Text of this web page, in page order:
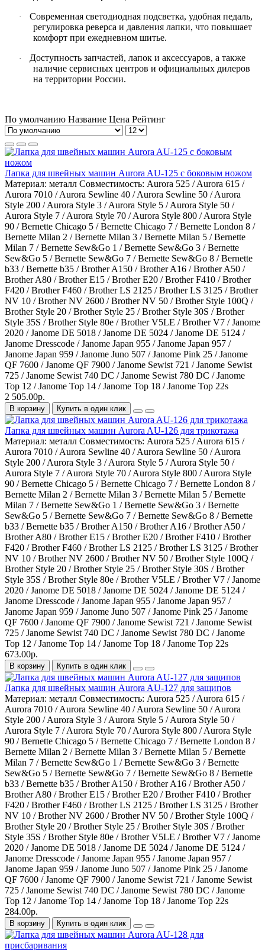
·
Современная светодиодная подсветка, удобная педаль,
регулировка реверса и давления лапки, что повышает
комфорт при ежедневном шитье.
·
Доступность запчастей, лапок и аксессуаров, а также
наличие сервисных центров и официальных дилеров
на территории России.
По умолчанию Название Цена Рейтинг
Лапка для швейных машин Aurora AU-125 с боковым ножом
Материал: металл Совместимость: Aurora 525 / Aurora 615 /
Aurora 7010 / Aurora Sewline 40 / Aurora Sewline 50 / Aurora
Style 200 / Aurora Style 3 / Aurora Style 5 / Aurora Style 50 /
Aurora Style 7 / Aurora Style 70 / Aurora Style 800 / Aurora Style
90 / Bernette Chicago 5 / Bernette Chicago 7 / Bernette London 8 /
Bernette Milan 2 / Bernette Milan 3 / Bernette Milan 5 / Bernette
Milan 7 / Bernette Sew&Go 1 / Bernette Sew&Go 3 / Bernette
Sew&Go 5 / Bernette Sew&Go 7 / Bernette Sew&Go 8 / Bernette
b33 / Bernette b35 / Brother A150 / Brother A16 / Brother A50 /
Brother A80 / Brother E15 / Brother E20 / Brother F410 / Brother
F420 / Brother F460 / Brother LS 2125 / Brother LS 3125 / Brother
NV 10 / Brother NV 2600 / Brother NV 50 / Brother Style 100Q /
Brother Style 20 / Brother Style 25 / Brother Style 30S / Brother
Style 35S / Brother Style 80e / Brother V5LE / Brother V7 / Janome
2020 / Janome DE 5018 / Janome DE 5024 / Janome DE 5124 /
Janome Dresscode / Janome Japan 955 / Janome Japan 957 /
Janome Japan 959 / Janome Juno 507 / Janome Pink 25 / Janome
QF 7600 / Janome QF 7900 / Janome Sewist 721 / Janome Sewist
725 / Janome Sewist 740 DC / Janome Sewist 780 DC / Janome
Top 12 / Janome Top 14 / Janome Top 18 / Janome Top 22s
2 505.00р.
В корзину Купить в один клик
Лапка для швейных машин Aurora AU-126 для трикотажа
Материал: металл Совместимость: Aurora 525 / Aurora 615 /
Aurora 7010 / Aurora Sewline 40 / Aurora Sewline 50 / Aurora
Style 200 / Aurora Style 3 / Aurora Style 5 / Aurora Style 50 /
Aurora Style 7 / Aurora Style 70 / Aurora Style 800 / Aurora Style
90 / Bernette Chicago 5 / Bernette Chicago 7 / Bernette London 8 /
Bernette Milan 2 / Bernette Milan 3 / Bernette Milan 5 / Bernette
Milan 7 / Bernette Sew&Go 1 / Bernette Sew&Go 3 / Bernette
Sew&Go 5 / Bernette Sew&Go 7 / Bernette Sew&Go 8 / Bernette
b33 / Bernette b35 / Brother A150 / Brother A16 / Brother A50 /
Brother A80 / Brother E15 / Brother E20 / Brother F410 / Brother
F420 / Brother F460 / Brother LS 2125 / Brother LS 3125 / Brother
NV 10 / Brother NV 2600 / Brother NV 50 / Brother Style 100Q /
Brother Style 20 / Brother Style 25 / Brother Style 30S / Brother
Style 35S / Brother Style 80e / Brother V5LE / Brother V7 / Janome
2020 / Janome DE 5018 / Janome DE 5024 / Janome DE 5124 /
Janome Dresscode / Janome Japan 955 / Janome Japan 957 /
Janome Japan 959 / Janome Juno 507 / Janome Pink 25 / Janome
QF 7600 / Janome QF 7900 / Janome Sewist 721 / Janome Sewist
725 / Janome Sewist 740 DC / Janome Sewist 780 DC / Janome
Top 12 / Janome Top 14 / Janome Top 18 / Janome Top 22s
673.00р.
В корзину Купить в один клик
Лапка для швейных машин Aurora AU-127 для защипов
Материал: металл Совместимость: Aurora 525 / Aurora 615 /
Aurora 7010 / Aurora Sewline 40 / Aurora Sewline 50 / Aurora
Style 200 / Aurora Style 3 / Aurora Style 5 / Aurora Style 50 /
Aurora Style 7 / Aurora Style 70 / Aurora Style 800 / Aurora Style
90 / Bernette Chicago 5 / Bernette Chicago 7 / Bernette London 8 /
Bernette Milan 2 / Bernette Milan 3 / Bernette Milan 5 / Bernette
Milan 7 / Bernette Sew&Go 1 / Bernette Sew&Go 3 / Bernette
Sew&Go 5 / Bernette Sew&Go 7 / Bernette Sew&Go 8 / Bernette
b33 / Bernette b35 / Brother A150 / Brother A16 / Brother A50 /
Brother A80 / Brother E15 / Brother E20 / Brother F410 / Brother
F420 / Brother F460 / Brother LS 2125 / Brother LS 3125 / Brother
NV 10 / Brother NV 2600 / Brother NV 50 / Brother Style 100Q /
Brother Style 20 / Brother Style 25 / Brother Style 30S / Brother
Style 35S / Brother Style 80e / Brother V5LE / Brother V7 / Janome
2020 / Janome DE 5018 / Janome DE 5024 / Janome DE 5124 /
Janome Dresscode / Janome Japan 955 / Janome Japan 957 /
Janome Japan 959 / Janome Juno 507 / Janome Pink 25 / Janome
QF 7600 / Janome QF 7900 / Janome Sewist 721 / Janome Sewist
725 / Janome Sewist 740 DC / Janome Sewist 780 DC / Janome
Top 12 / Janome Top 14 / Janome Top 18 / Janome Top 22s
284.00р.
В корзину Купить в один клик